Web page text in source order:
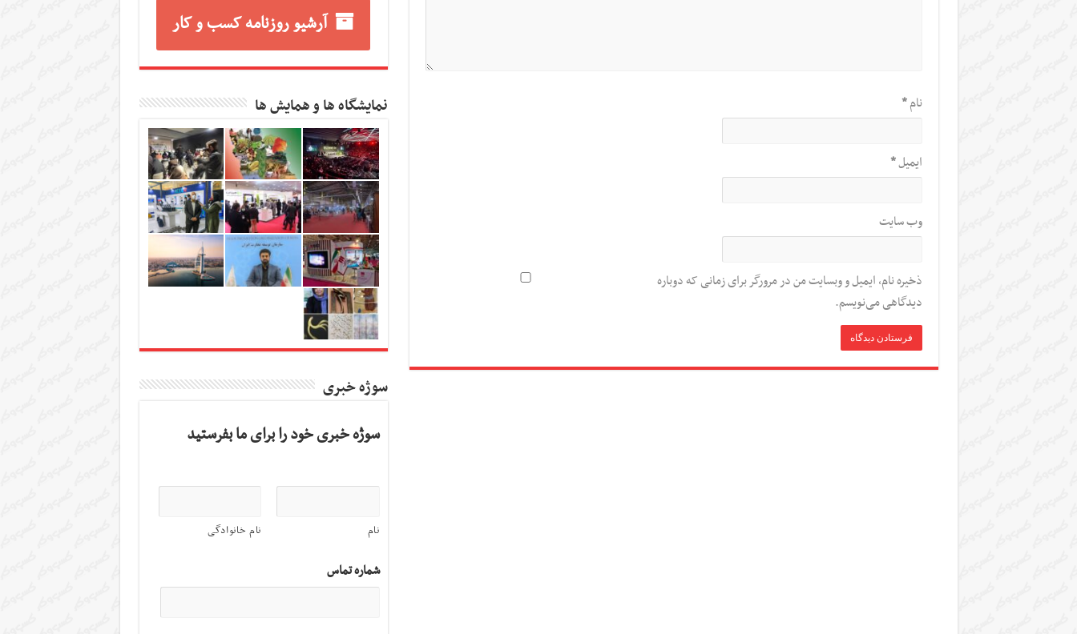
نام*
ایمیل*
وب‌ سایت
ذخیره نام، ایمیل و وبسایت من در مرورگر برای زمانی که دوباره
دیدگاهی می‌نویسم.
آرشیو روزنامه کسب و کار
نمایشگاه ها و همایش ها
سوژه خبری
سوژه خبری خود را برای ما بفرستید
نام نام خانوادگی
شماره تماس